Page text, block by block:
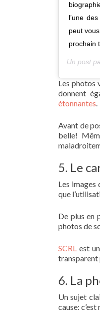
l’une
peut
prochain
Un post
Les photos
donnent
étonnantes.
Avant de
belle!
5. Le
Les images
que
De plus en
photos de
SCRL est
transparent
6. La
Un sujet
cause: